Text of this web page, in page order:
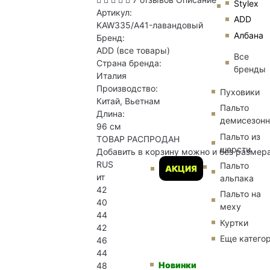
Stylex
ADD
Албана
Все
бренды
АКЦИЯ
Пуховики
Пальто
Пальто из
шерсти
Пальто
альпака
Пальто на
меху
Куртки
Еще
Новинки
Артикул:
KAW335/A41-лавандовый
Бренд:
ADD (все товары)
Страна бренда:
Италия
Производство:
Китай, Вьетнам
Длина:
96 см
ТОВАР РАСПРОДАН
Добавить в корзину можно и без
RUS
ит
42
40
44
42
46
44
48